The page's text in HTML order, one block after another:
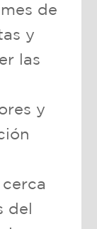
de
y
las
y
del